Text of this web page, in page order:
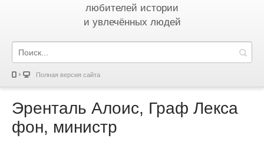
любителей истории
и увлечённых людей
Полная версия сайта
Эренталь Алоис, Граф Лекса
фон, министр